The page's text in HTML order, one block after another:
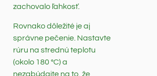
zachovalo ľahkosť.
Rovnako dôležité je aj
správne pečenie. Nastavte
rúru na strednú teplotu
(okolo 180 °C) a
nezabúdajte na to, že